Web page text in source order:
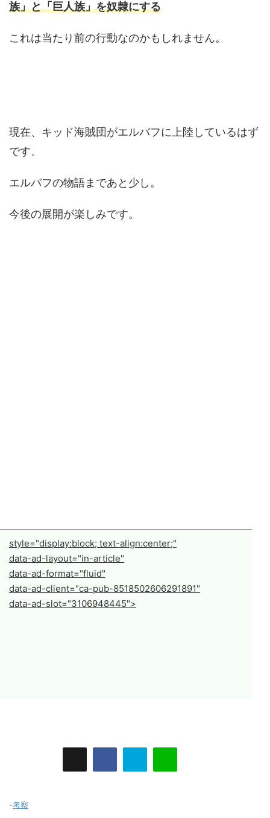
族」と「巨人族」を奴隷にする
これは当たり前の行動なのかもしれません。
現在、キッド海賊団がエルバフに上陸しているはず
です。
エルバフの物語まであと少し。
今後の展開が楽しみです。
style="display:block; text-align:center;"
data-ad-layout="in-article"
data-ad-format="fluid"
data-ad-client="ca-pub-8518502606291891"
data-ad-slot="3106948445">
-考察